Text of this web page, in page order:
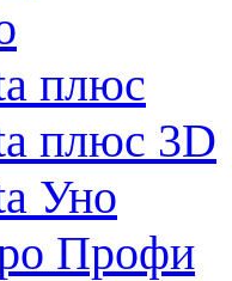
плюс
плюс 3D
Уно
Профи